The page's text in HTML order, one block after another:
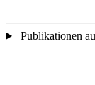
Publikationen